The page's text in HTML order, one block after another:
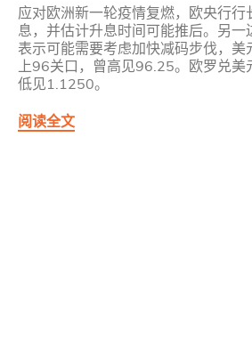
应对欧洲新一轮疫情复燃，欧央行行
息，并估计升息时间可能推后。另一
表示可能需要考虑加快减码步伐，
上96关口，曾高见96.25。欧罗兑美
低见1.1250。
阅读全文